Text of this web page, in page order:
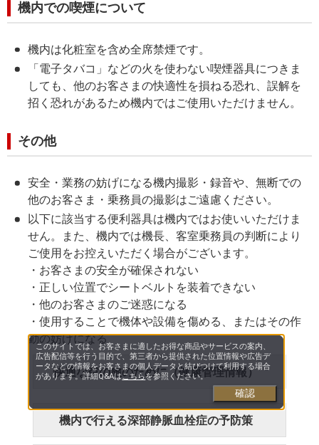
機内での喫煙について
機内は化粧室を含め全席禁煙です。
「電子タバコ」などの火を使わない喫煙器具につきま
しても、他のお客さまの快適性を損ねる恐れ、誤解を
招く恐れがあるため機内ではご使用いただけません。
その他
安全・業務の妨げになる機内撮影・録音や、無断での
他のお客さま・乗務員の撮影はご遠慮ください。
以下に該当する便利器具は機内ではお使いいただけま
せん。また、機内では機長、客室乗務員の判断により
ご使用をお控えいただく場合がございます。
・お客さまの安全が確保されない
・正しい位置でシートベルトを装着できない
・他のお客さまのご迷惑になる
・使用することで機体や設備を傷める、またはその作
動の妨げになる
快適な空の旅のために（健康管理情報）
機内で行える深部静脈血栓症の予防策
このサイトでは、お客さまに適したお得な商品やサービスの案内、
広告配信等を行う目的で、第三者から提供された位置情報や広告デ
ータなどの情報をお客さまの個人データと結びつけて利用する場合
があります。詳細Q&Aはこちらを参照ください。
確認